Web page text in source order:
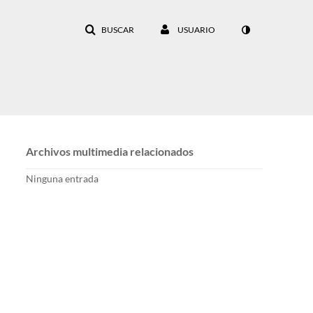
BUSCAR USUARIO
Archivos multimedia relacionados
Ninguna entrada